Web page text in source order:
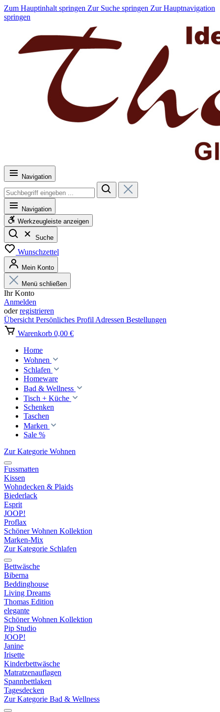
Zum Hauptinhalt springen Zur Suche springen Zur Hauptnavigation
springen
Navigation
Navigation
Werkzeugleiste anzeigen
Suche
Wunschzettel
Mein Konto
Menü schließen
Ihr Konto
Anmelden
oderregistrieren
Übersicht Persönliches Profil Adressen Bestellungen
Warenkorb 0,00 €
Home
Wohnen
Schlafen
Homeware
Bad & Wellness
Tisch + Küche
Schenken
Taschen
Marken
Sale %
Zur Kategorie Wohnen
Fussmatten
Kissen
Wohndecken & Plaids
Biederlack
Esprit
JOOP!
Proflax
Schöner Wohnen Kollektion
Marken-Mix
Zur Kategorie Schlafen
Bettwäsche
Biberna
Beddinghouse
Living Dreams
Thomas Edition
elegante
Schöner Wohnen Kollektion
Pip Studio
JOOP!
Janine
Irisette
Kinderbettwäsche
Matratzenauflagen
Spannbettlaken
Tagesdecken
Zur Kategorie Bad & Wellness